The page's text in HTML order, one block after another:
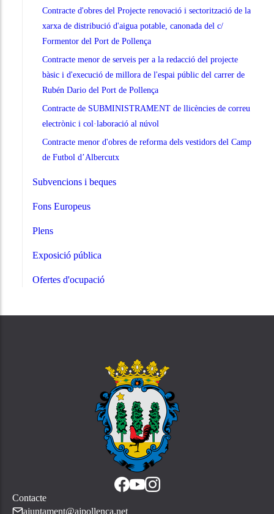
Contracte d'obres del Projecte renovació i sectorització de la
xarxa de distribució d'aigua potable, canonada del c/
Formentor del Port de Pollença
Contracte menor de serveis per a la redacció del projecte
bàsic i d'execució de millora de l'espai públic del carrer de
Rubén Dario del Port de Pollença
Contracte de SUBMINISTRAMENT de llicències de correu
electrònic i col·laboració al núvol
Contracte menor d'obres de reforma dels vestidors del Camp
de Futbol d’Albercutx
Subvencions i beques
Fons Europeus
Plens
Exposició pública
Ofertes d'ocupació
Contacte
ajuntament@ajpollenca.net